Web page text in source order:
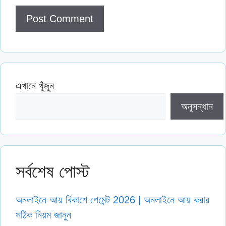
এখানে খুঁজুন
অনুসন্ধান
সর্বশেষ পোস্ট
অনলাইনে আয় বিকাশে পেমেন্ট 2026 | অনলাইনে আয় করার
সঠিক নিয়ম জানুন